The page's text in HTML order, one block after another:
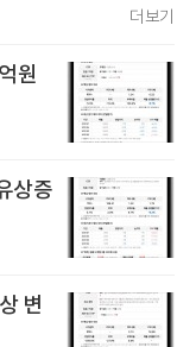
더보기
원
상증
변